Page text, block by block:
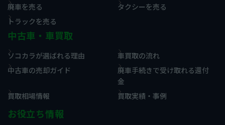
廃車を売る
タクシーを売る
トラックを売る
中古車・車買取
ソコカラが選ばれる理由
車買取の流れ
中古車の売却ガイド
廃車手続きで受け取れる還付
金
買取相場情報
買取実績・事例
お役立ち情報